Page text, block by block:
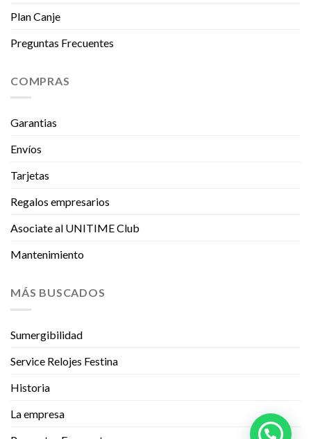
Plan Canje
Preguntas Frecuentes
COMPRAS
Garantias
Envíos
Tarjetas
Regalos empresarios
Asociate al UNITIME Club
Mantenimiento
MÁS BUSCADOS
Sumergibilidad
Service Relojes Festina
Historia
La empresa